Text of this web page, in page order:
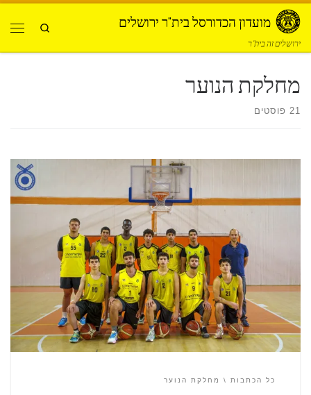
מועדון הכדורסל בית"ר ירושלים
ירושלים זה בית"ר
Search
מחלקת הנוער
21 פוסטים
כל הכתבות מחלקת הנוער